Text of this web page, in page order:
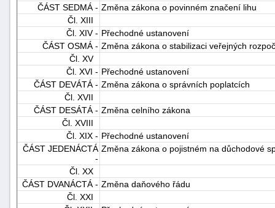
ČÁST SEDMÁ - Změna zákona o povinném značení lihu
Čl. XIII
Čl. XIV - Přechodné ustanovení
ČÁST OSMÁ - Změna zákona o stabilizaci veřejných
Čl. XV
Čl. XVI - Přechodné ustanovení
ČÁST DEVÁTÁ - Změna zákona o správních poplatcích
Čl. XVII
ČÁST DESÁTÁ - Změna celního zákona
Čl. XVIII
Čl. XIX - Přechodné ustanovení
ČÁST JEDENÁCTÁ
-
Změna zákona o pojistném na důchodové
Čl. XX
ČÁST DVANÁCTÁ - Změna daňového řádu
Čl. XXI